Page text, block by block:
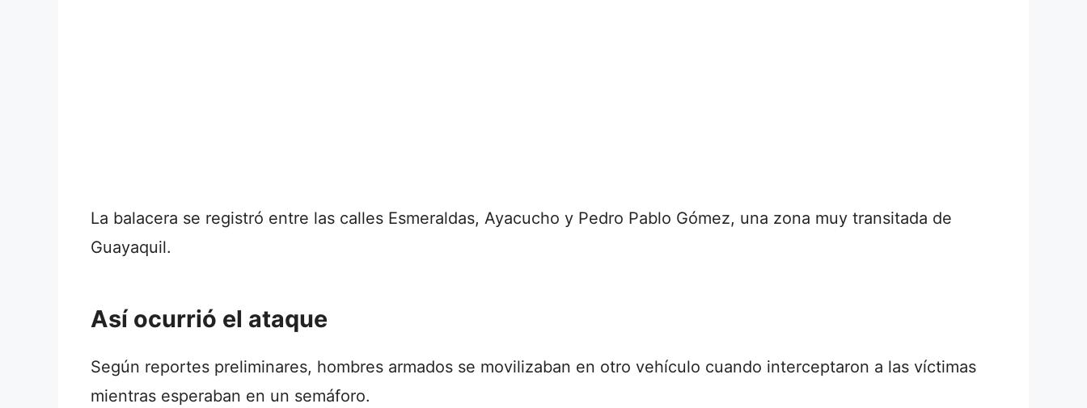
La balacera se registró entre las calles Esmeraldas, Ayacucho y Pedro Pablo Gómez, una zona muy transitada de
Guayaquil.
Así ocurrió el ataque
Según reportes preliminares, hombres armados se movilizaban en otro vehículo cuando interceptaron a las víctimas
mientras esperaban en un semáforo.